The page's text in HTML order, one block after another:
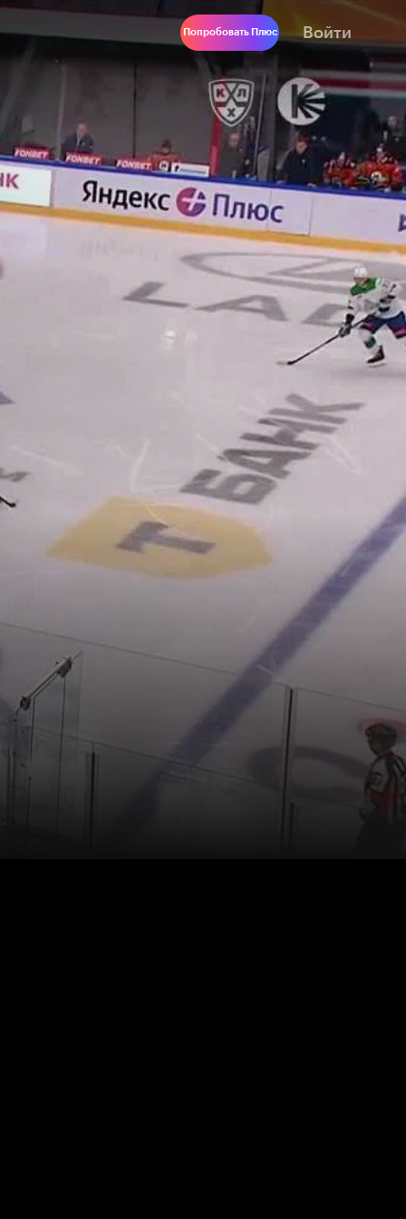
Попробовать Плюс Войти